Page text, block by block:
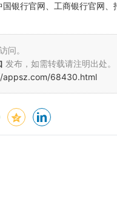
银行官网、工商银行官网、
问。
发布，如需转载请注明出处。
appsz.com/68430.html